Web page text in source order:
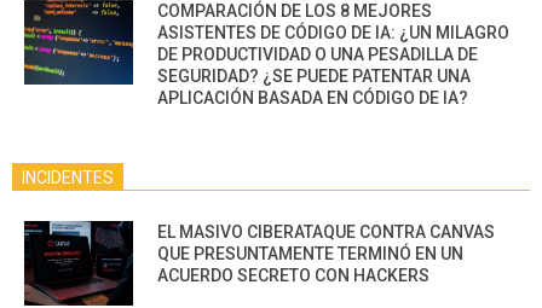
COMPARACIÓN DE LOS 8 MEJORES
ASISTENTES DE CÓDIGO DE IA: ¿UN MILAGRO
DE PRODUCTIVIDAD O UNA PESADILLA DE
SEGURIDAD? ¿SE PUEDE PATENTAR UNA
APLICACIÓN BASADA EN CÓDIGO DE IA?
INCIDENTES
EL MASIVO CIBERATAQUE CONTRA CANVAS
QUE PRESUNTAMENTE TERMINÓ EN UN
ACUERDO SECRETO CON HACKERS